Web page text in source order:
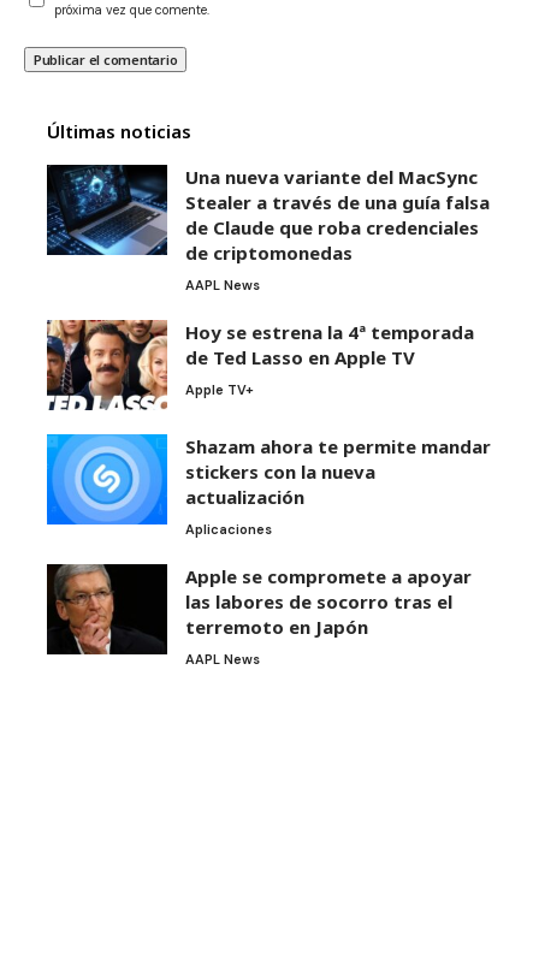
próxima vez que comente.
Últimas noticias
Una nueva variante del MacSync
Stealer a través de una guía falsa
de Claude que roba credenciales
de criptomonedas
AAPL News
Hoy se estrena la 4ª temporada
de Ted Lasso en Apple TV
Apple TV+
Shazam ahora te permite mandar
stickers con la nueva
actualización
Aplicaciones
Apple se compromete a apoyar
las labores de socorro tras el
terremoto en Japón
AAPL News